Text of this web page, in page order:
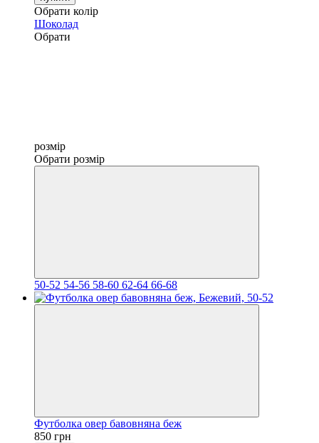
Обрати колір
Шоколад
Обрати
розмір
Обрати розмір
50-52 54-56 58-60 62-64 66-68
Футболка овер бавовняна беж
850 грн